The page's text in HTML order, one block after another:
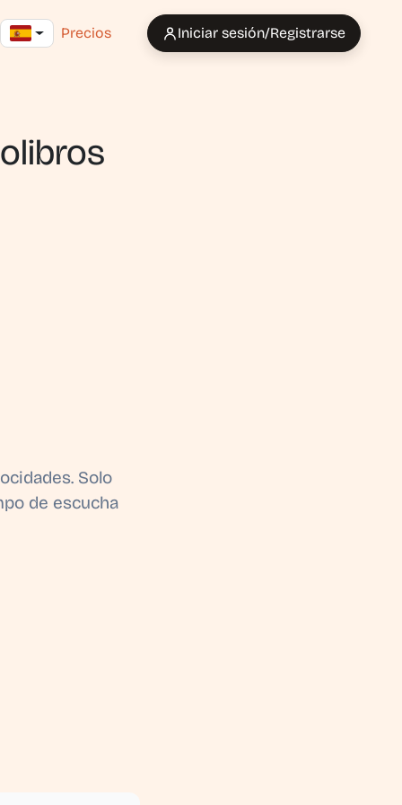
Precios Iniciar sesión/Registrarse
Solo
de escucha